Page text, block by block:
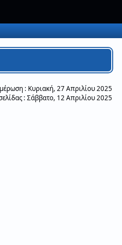
: Κυριακή, 27 Απριλίου 2025
: Σάββατο, 12 Απριλίου 2025